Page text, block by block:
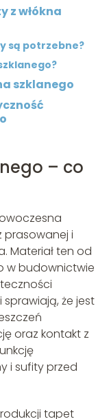
z włókna
są potrzebne?
szklanego
– co
prasowanej i
Materiał ten od
w budownictwie
sprawiają, że jest
oraz kontakt z
i sufity przed
tapet